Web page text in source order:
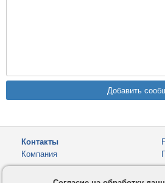
Контакты
Компания